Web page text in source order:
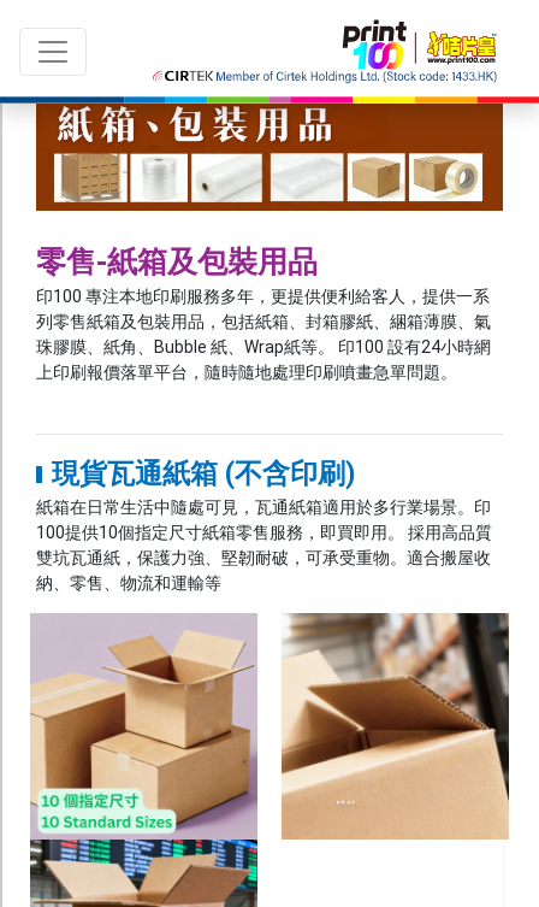
所有產品
最新推廣 及 優惠
紙咭
宣傳單張
書刊
貼紙
年曆
利是封
囍慶及節日
紙袋 / 布袋
零售-紙箱及包裝用品
印100 專注本地印刷服務多年，更提供便利給客人，提供一系
列零售紙箱及包裝用品，包括紙箱、封箱膠紙、綑箱薄膜、氣
珠膠膜、紙角、Bubble 紙、Wrap紙等。 印100 設有24小時網
上印刷報價落單平台，隨時隨地處理印刷噴畫急單問題。
現貨瓦通紙箱 (不含印刷)
紙箱在日常生活中隨處可見，瓦通紙箱適用於多行業場景。印
100提供10個指定尺寸紙箱零售服務，即買即用。 採用高品質
雙坑瓦通紙，保護力強、堅韌耐破，可承受重物。適合搬屋收
納、零售、物流和運輸等